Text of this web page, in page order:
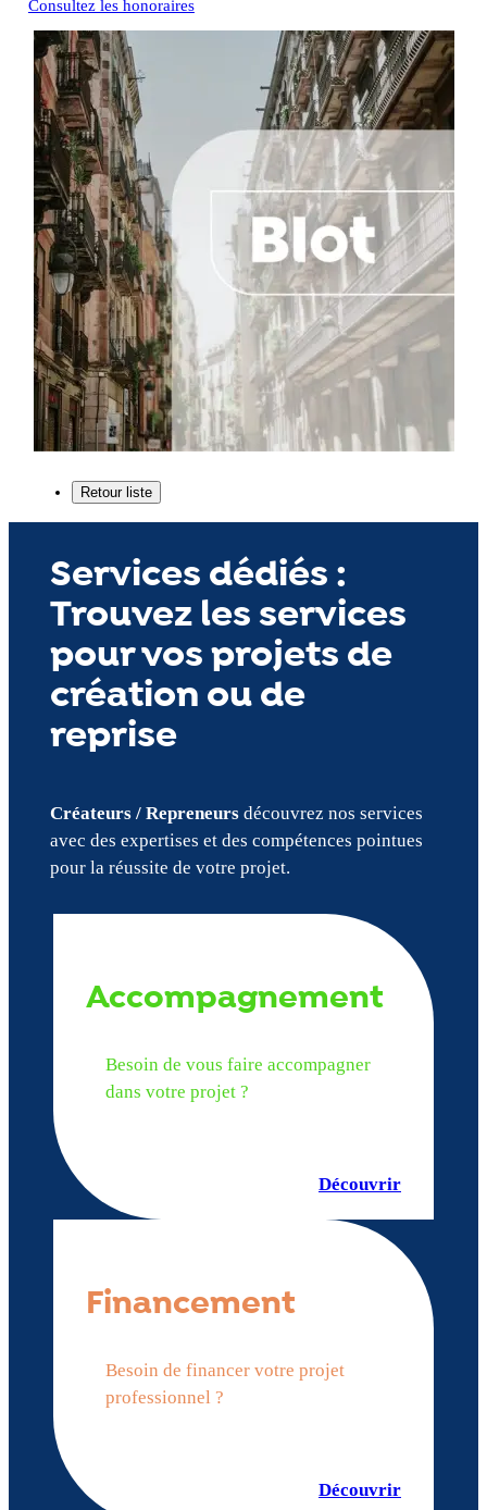
Consultez les honoraires
Services dédiés :
Trouvez les services
pour vos projets de
création ou de
reprise
Créateurs / Repreneursdécouvrez nos services
avec des expertises et des compétences pointues
pour la réussite de votre projet.
Accompagnement
Besoin de vous faire accompagner
dans votre projet ?
Découvrir
Financement
Besoin de financer votre projet
professionnel ?
Découvrir